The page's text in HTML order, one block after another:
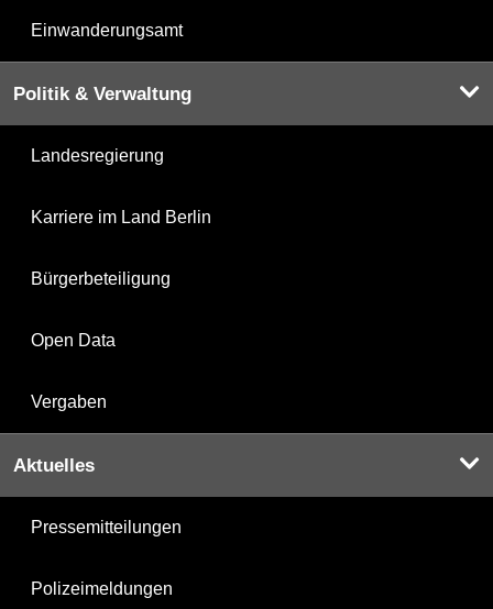
Einwanderungsamt
Politik & Verwaltung
Landesregierung
Karriere im Land Berlin
Bürgerbeteiligung
Open Data
Vergaben
Aktuelles
Pressemitteilungen
Polizeimeldungen